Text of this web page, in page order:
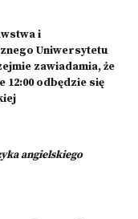
i
Uniwersytetu
zawiadamia, że
12:00 odbędzie się
angielskiego